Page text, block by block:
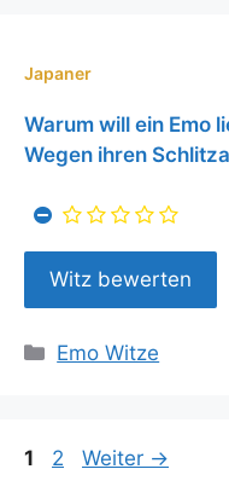
Japaner
Warum will ein Emo
Wegen ihren
Kategorien
Emo Witze
Seite
1 Seite
2 Weiter →